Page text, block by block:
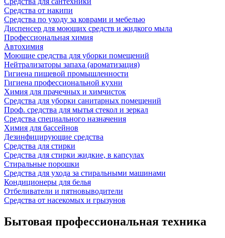
Средства от накипи
Средства по уходу за коврами и мебелью
Диспенсер для моющих средств и жидкого мыла
Профессиональная химия
Автохимия
Моющие средства для уборки помещений
Нейтрализаторы запаха (ароматизация)
Гигиена пищевой промышленности
Гигиена профессиональной кухни
Химия для прачечных и химчисток
Средства для уборки санитарных помещений
Проф. средства для мытья стекол и зеркал
Средства специального назначения
Химия для бассейнов
Дезинфицирующие средства
Средства для стирки
Средства для стирки жидкие, в капсулах
Стиральные порошки
Средства для ухода за стиральными машинами
Кондиционеры для белья
Отбеливатели и пятновыводители
Средства от насекомых и грызунов
Бытовая профессиональная техника